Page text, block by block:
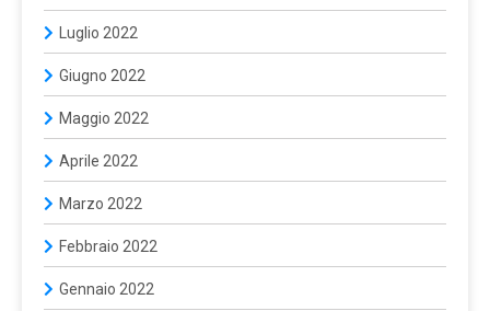
Luglio 2022
Giugno 2022
Maggio 2022
Aprile 2022
Marzo 2022
Febbraio 2022
Gennaio 2022